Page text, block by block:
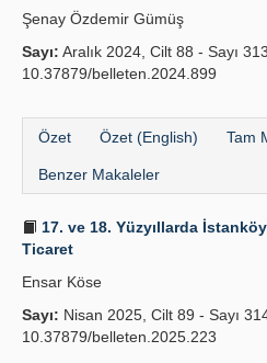
Şenay Özdemir Gümüş
Sayı: Aralık 2024, Cilt 88 - Sayı 313
10.37879/belleten.2024.899
Özet Özet (English) Tam
Benzer Makaleler
17. ve 18. Yüzyıllarda
Ticaret
Ensar Köse
Sayı: Nisan 2025, Cilt 89 - Sayı
10.37879/belleten.2025.223